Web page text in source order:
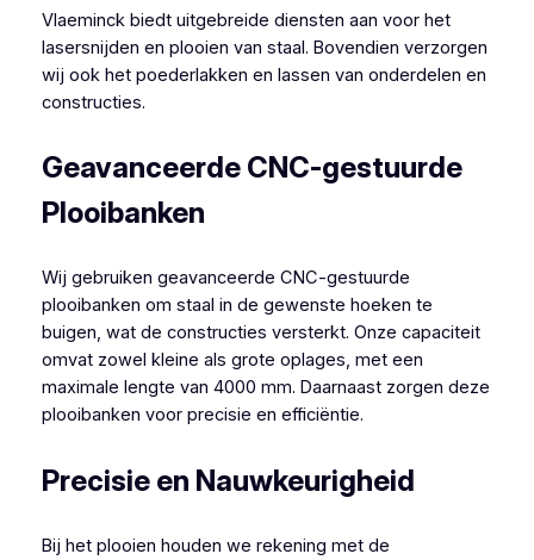
Vlaeminck biedt uitgebreide diensten aan voor het
lasersnijden en plooien van staal. Bovendien verzorgen
wij ook het poederlakken en lassen van onderdelen en
constructies.
Geavanceerde CNC-gestuurde
Plooibanken
Wij gebruiken geavanceerde CNC-gestuurde
plooibanken om staal in de gewenste hoeken te
buigen, wat de constructies versterkt. Onze capaciteit
omvat zowel kleine als grote oplages, met een
maximale lengte van 4000 mm. Daarnaast zorgen deze
plooibanken voor precisie en efficiëntie.
Precisie en Nauwkeurigheid
Bij het plooien houden we rekening met de